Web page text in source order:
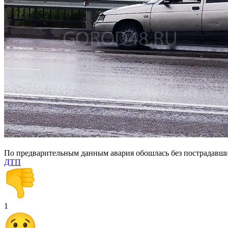
По предварительным данным авария обошлась без
ДТП
1